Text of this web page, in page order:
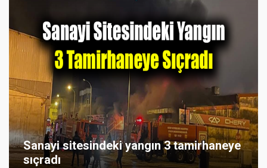
Sanayi sitesindeki yangın 3 tamirhaneye
sıçradı